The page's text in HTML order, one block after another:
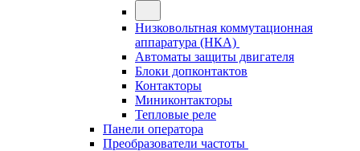
Низковольтная коммутационная
аппаратура (НКА)
Автоматы защиты двигателя
Блоки допконтактов
Контакторы
Миниконтакторы
Тепловые реле
Панели оператора
Преобразователи частоты